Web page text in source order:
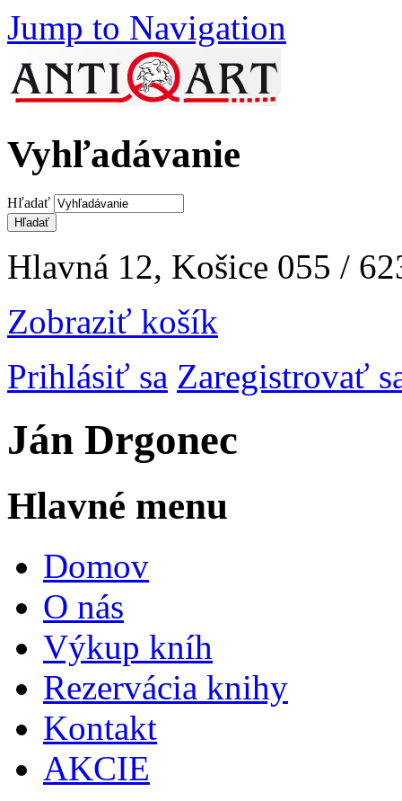
Jump to Navigation
Vyhľadávanie
Hľadať
Hlavná 12, Košice 055 /
Zobraziť košík
Prihlásiť sa Zaregistrovať
Ján Drgonec
Hlavné menu
Domov
O nás
Výkup kníh
Rezervácia knihy
Kontakt
AKCIE